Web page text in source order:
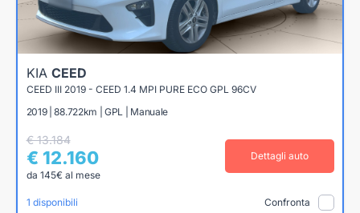
KIA CEED
CEED III 2019 - CEED 1.4 MPI PURE ECO GPL 96CV
2019 | 88.722km | GPL | Manuale
€ 13.184
€ 12.160
da 145€ al mese
Dettagli auto
1 disponibili Confronta